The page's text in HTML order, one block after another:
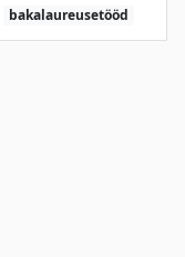
bakalaureusetööd